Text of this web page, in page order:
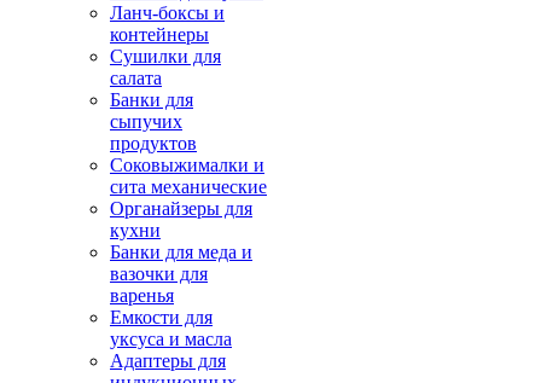
Ланч-боксы и
контейнеры
Сушилки для
салата
Банки для
сыпучих
продуктов
Соковыжималки и
сита механические
Органайзеры для
кухни
Банки для меда и
вазочки для
варенья
Емкости для
уксуса и масла
Адаптеры для